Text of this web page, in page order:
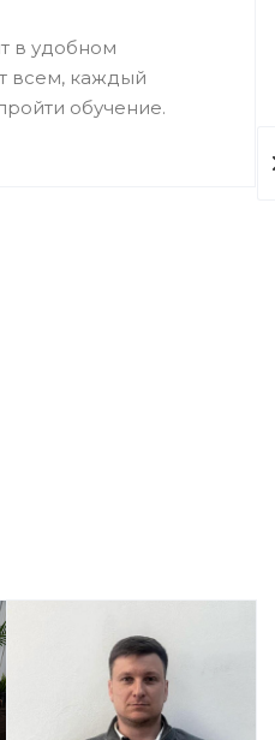
в удобном
всем, каждый
обучение.